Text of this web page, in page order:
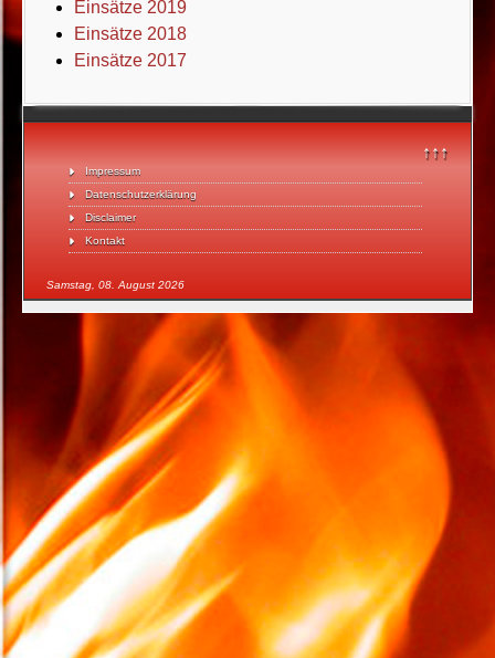
↑↑↑
Impressum
Datenschutzerklärung
Disclaimer
Kontakt
Samstag, 08. August 2026
Einsätze 2019
Einsätze 2018
Einsätze 2017